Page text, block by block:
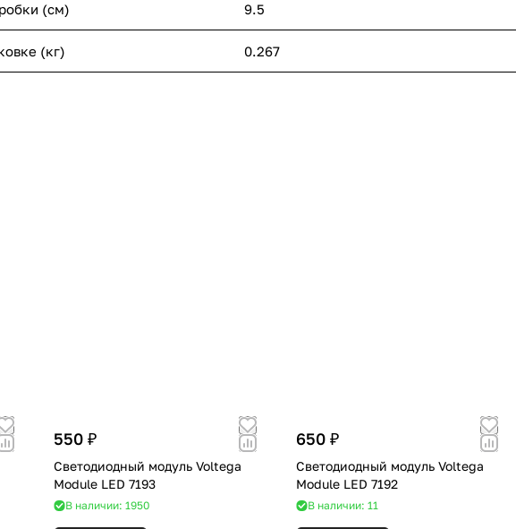
(см) 9.5
(кг) 0.267
550 ₽
Светодиодный модуль Voltega
Module LED 7193
В наличии: 1950
650 ₽
Светодиодный модуль Voltega
Module LED 7192
В наличии: 11